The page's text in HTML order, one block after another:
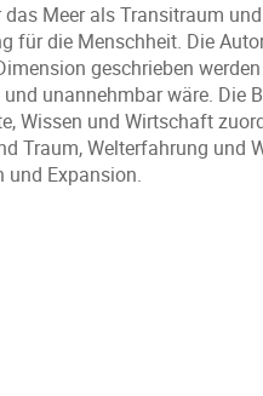
Meer als Transitraum
für die Menschheit. Die
geschrieben
unannehmbar wäre. Die
Wissen und Wirtschaft
Traum, Welterfahrung und
und Expansion.